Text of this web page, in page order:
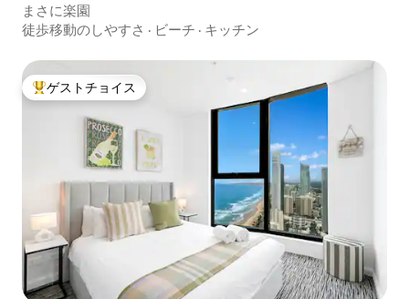
パート
まさに楽園
徒歩移動のしやすさ · ビーチ · キッチン
大好評のゲストチョイスです。
ゲストチョイス